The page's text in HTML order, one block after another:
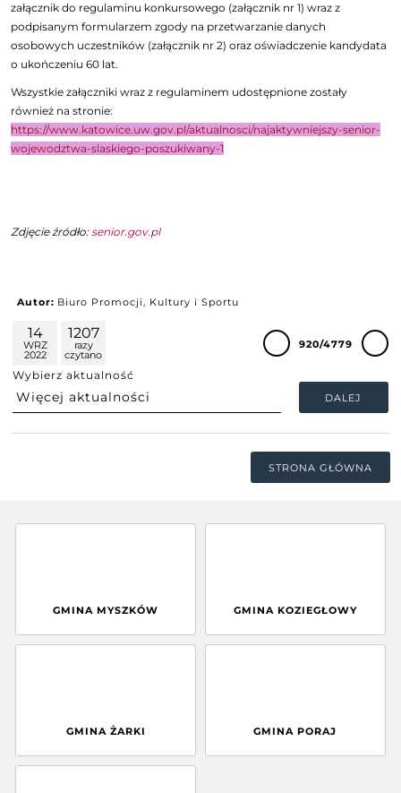
załącznik do regulaminu konkursowego (załącznik nr 1) wraz z
podpisanym formularzem zgody na przetwarzanie danych
osobowych uczestników (załącznik nr 2) oraz oświadczenie kandydata
o ukończeniu 60 lat.
Wszystkie załączniki wraz z regulaminem udostępnione zostały
również na stronie:
https://www.katowice.uw.gov.pl/aktualnosci/najaktywniejszy-senior-
wojewodztwa-slaskiego-poszukiwany-1
Zdjęcie źródło:senior.gov.pl
Autor: Biuro Promocji, Kultury i Sportu
14
WRZ
2022
1207
razy
czytano
Wybierz aktualność
DALEJ
920/4779
STRONA GŁÓWNA
GMINA MYSZKÓW GMINA KOZIEGŁOWY
GMINA ŻARKI GMINA PORAJ